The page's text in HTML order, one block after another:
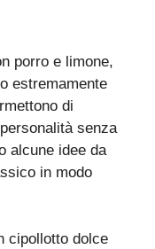
porro e limone,
estremamente
di
senza
alcune idee da
in modo
cipollotto dolce